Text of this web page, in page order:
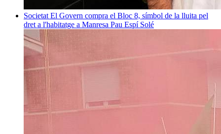
Societat El Govern compra el Bloc 8, símbol de la lluita pel
dret a l'habitatge a Manresa Pau Espí Solé